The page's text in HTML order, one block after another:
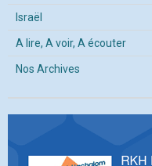
Israël
A lire, A voir, A écouter
Nos Archives